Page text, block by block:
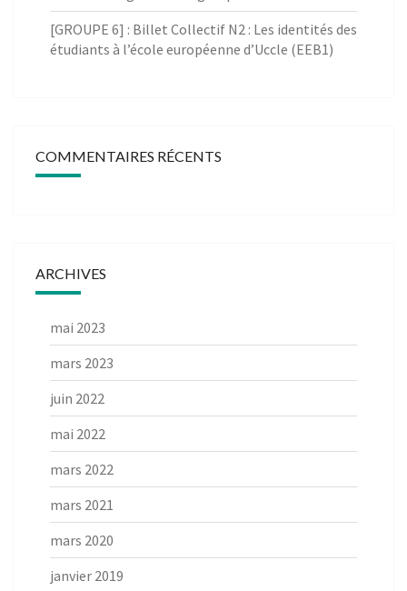
[GROUPE 6] : Billet Collectif N2 : Les identités des
étudiants à l’école européenne d’Uccle (EEB1)
COMMENTAIRES RÉCENTS
ARCHIVES
mai 2023
mars 2023
juin 2022
mai 2022
mars 2022
mars 2021
mars 2020
janvier 2019